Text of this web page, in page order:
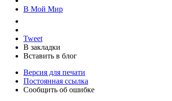
В Мой Мир
Tweet
В закладки
Вставить в блог
Версия для печати
Постоянная ссылка
Сообщить об ошибке